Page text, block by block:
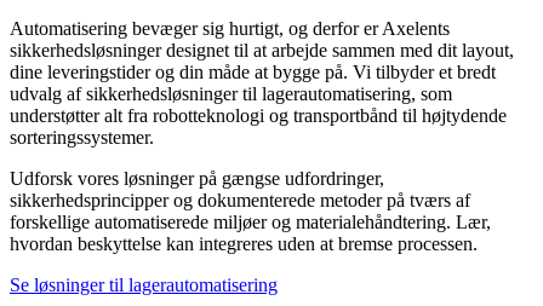
Automatisering bevæger sig hurtigt, og derfor er Axelents
sikkerhedsløsninger designet til at arbejde sammen med dit layout,
dine leveringstider og din måde at bygge på. Vi tilbyder et bredt
udvalg af sikkerhedsløsninger til lagerautomatisering, som
understøtter alt fra robotteknologi og transportbånd til højtydende
sorteringssystemer.
Udforsk vores løsninger på gængse udfordringer,
sikkerhedsprincipper og dokumenterede metoder på tværs af
forskellige automatiserede miljøer og materialehåndtering. Lær,
hvordan beskyttelse kan integreres uden at bremse processen.
Se løsninger til lagerautomatisering